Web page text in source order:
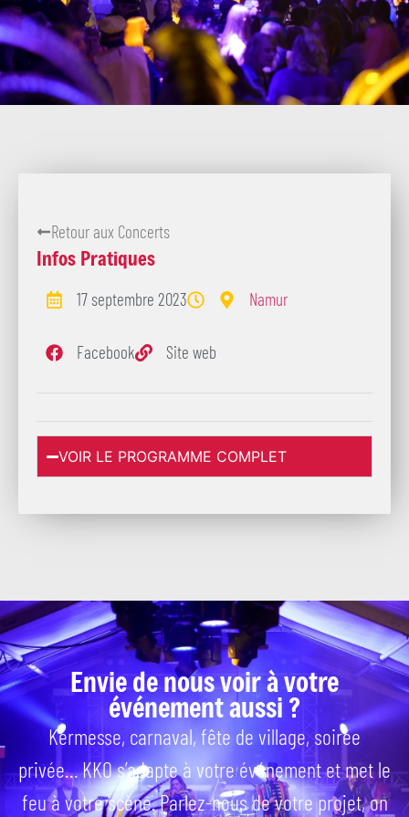
Retour aux Concerts
Infos Pratiques
17 septembre 2023 Namur
Facebook Site web
VOIR LE PROGRAMME COMPLET
Envie de nous voir à votre
événement aussi ?
Kermesse, carnaval, fête de village, soirée
privée… KKO s’adapte à votre événement et met le
feu à votre scène. Parlez-nous de votre projet, on